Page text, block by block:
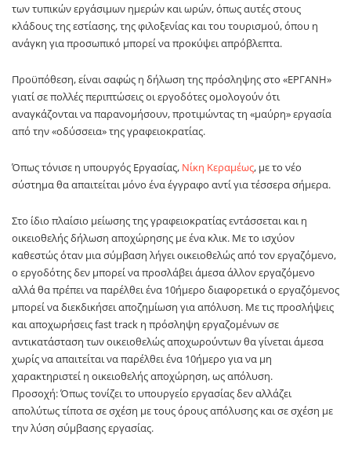
των τυπικών εργάσιμων ημερών και ωρών, όπως αυτές στους
κλάδους της εστίασης, της φιλοξενίας και του τουρισμού, όπου η
ανάγκη για προσωπικό μπορεί να προκύψει απρόβλεπτα.
Προϋπόθεση, είναι σαφώς η δήλωση της πρόσληψης στο «ΕΡΓΑΝΗ»
γιατί σε πολλές περιπτώσεις οι εργοδότες ομολογούν ότι
αναγκάζονται να παρανομήσουν, προτιμώντας τη «μαύρη» εργασία
από την «οδύσσεια» της γραφειοκρατίας.
Όπως τόνισε η υπουργός Εργασίας, Νίκη Κεραμέως, με το νέο
σύστημα θα απαιτείται μόνο ένα έγγραφο αντί για τέσσερα σήμερα.
Στο ίδιο πλαίσιο μείωσης της γραφειοκρατίας εντάσσεται και η
οικειοθελής δήλωση αποχώρησης με ένα κλικ. Με το ισχύον
καθεστώς όταν μια σύμβαση λήγει οικειοθελώς από τον εργαζόμενο,
ο εργοδότης δεν μπορεί να προσλάβει άμεσα άλλον εργαζόμενο
αλλά θα πρέπει να παρέλθει ένα 10ήμερο διαφορετικά ο εργαζόμενος
μπορεί να διεκδικήσει αποζημίωση για απόλυση. Με τις προσλήψεις
και αποχωρήσεις fast track η πρόσληψη εργαζομένων σε
αντικατάσταση των οικειοθελώς αποχωρούντων θα γίνεται άμεσα
χωρίς να απαιτείται να παρέλθει ένα 10ήμερο για να μη
χαρακτηριστεί η οικειοθελής αποχώρηση, ως απόλυση.
Προσοχή: Όπως τονίζει το υπουργείο εργασίας δεν αλλάζει
απολύτως τίποτα σε σχέση με τους όρους απόλυσης και σε σχέση με
την λύση σύμβασης εργασίας.